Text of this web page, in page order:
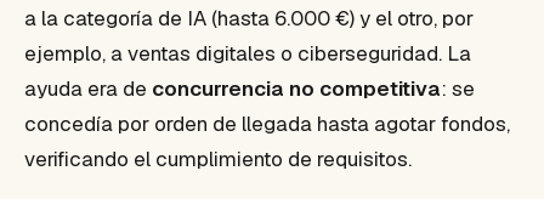
a la categoría de IA (hasta 6.000 €) y el otro, por
ejemplo, a ventas digitales o ciberseguridad. La
ayuda era de concurrencia no competitiva: se
concedía por orden de llegada hasta agotar fondos,
verificando el cumplimiento de requisitos.